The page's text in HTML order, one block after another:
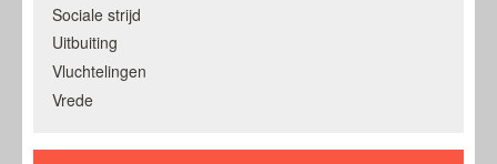
Sociale strijd
Uitbuiting
Vluchtelingen
Vrede